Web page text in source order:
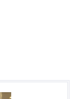
letou tradici výroby
- 4.000 tun ročně,
zařízeními -
rychlovýpalná pec,
své výrobky jak